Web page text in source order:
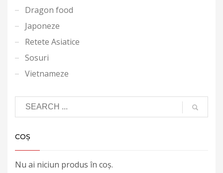
Dragon food
Japoneze
Retete Asiatice
Sosuri
Vietnameze
COȘ
Nu ai niciun produs în coș.